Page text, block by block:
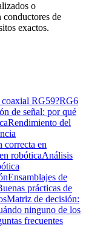
o
de
exactos.
coaxial RG59?RG6
de señal: por qué
Rendimiento del
correcta en
robóticaAnálisis
Ensamblajes de
prácticas de
Matriz de decisión:
ninguno de los
frecuentes